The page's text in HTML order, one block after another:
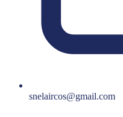
snelaircos@gmail.com